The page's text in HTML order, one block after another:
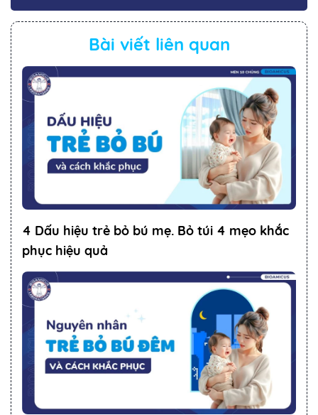
Bài viết liên quan
4 Dấu hiệu trẻ bỏ bú mẹ. Bỏ túi 4 mẹo khắc
phục hiệu quả